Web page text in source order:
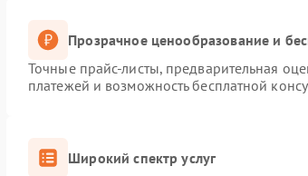
Прозрачное ценообразование и
Точные прайс-листы, предварительная
платежей и возможность бесплатной
Широкий спектр услуг